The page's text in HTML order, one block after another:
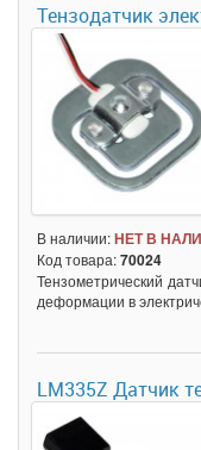
Тензодатчик
В наличии:НЕТ В
Код товара:70024
Тензометрический
деформации в
LM335Z Датчик